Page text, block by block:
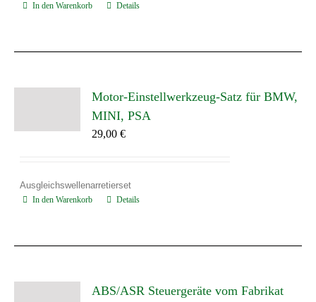
In den Warenkorb Details
Motor-Einstellwerkzeug-Satz für BMW,
MINI, PSA
29,00€
Ausgleichswellenarretierset
In den Warenkorb Details
ABS/ASR Steuergeräte vom Fabrikat